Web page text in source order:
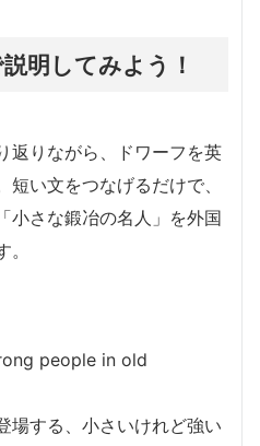
明してみよう！
返りながら、ドワーフを英
い文をつなげるだけで、
小さな鍛冶の名人」を外国
people in old
場する、小さいけれど強い